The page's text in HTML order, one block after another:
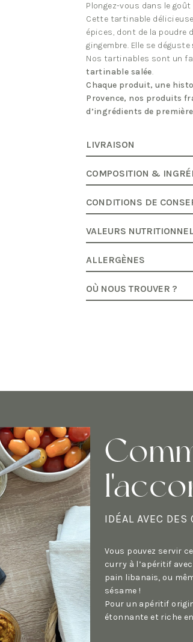
Plongez-vous dans le goût
Cette tartinable
épices, dont de la poudre
gingembre. Elle se déguste
Nos tartinables sont un
tartinable salée.
Chaque produit, une
Provence, nos produits
d’ingrédients de
LIVRAISON
COMPOSITION &
CONDITIONS DE
VALEURS
ALLERGÈNES
OÙ NOUS TROUVER ?
IDÉAL AVEC DES
Vous pouvez servir
curry à l’apéritif
pain libanais, ou
sésame !
Pour un apéritif
étonnante et riche